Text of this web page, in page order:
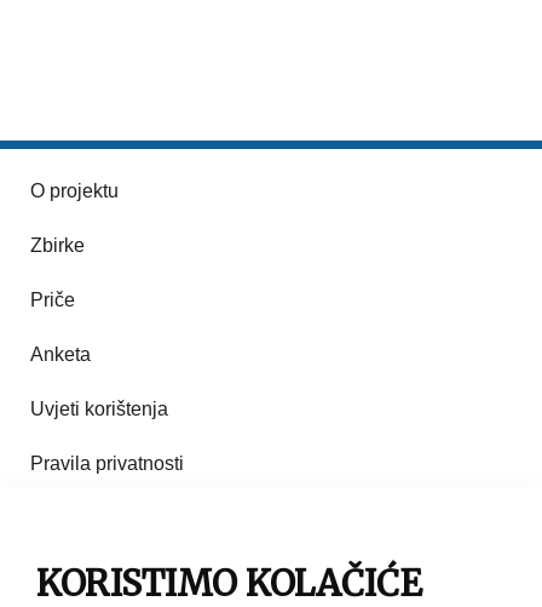
O projektu
Zbirke
Priče
Anketa
Uvjeti korištenja
Pravila privatnosti
Pravila korištenja
KORISTIMO KOLAČIĆE